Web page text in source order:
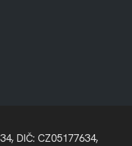
DIČ: CZ05177634,